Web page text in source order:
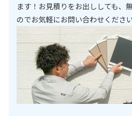
ます！お見積りをお出ししても、
のでお気軽にお問い合わせくださ